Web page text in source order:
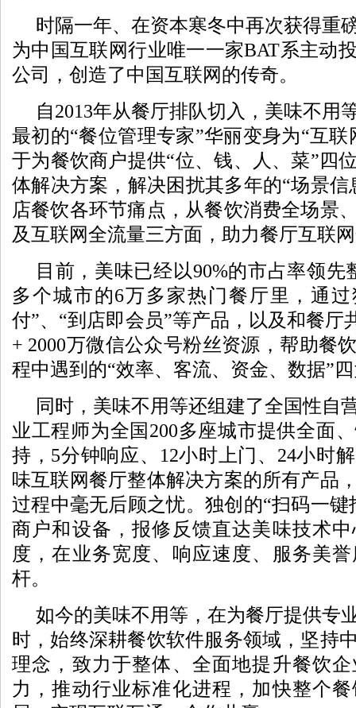
时隔一年、在资本寒冬中再次获得重
为中国互联网行业唯一一家BAT系主动
公司，创造了中国互联网的传奇。
自2013年从餐厅排队切入，美味不用
最初的“餐位管理专家”华丽变身为“互
于为餐饮商户提供“位、钱、人、菜”四
体解决方案，解决困扰其多年的“场景
店餐饮各环节痛点，从餐饮消费全场景
及互联网全流量三方面，助力餐厅互联
目前，美味已经以90%的市占率领先
多个城市的6万多家热门餐厅里，通
付”、“到店即会员”等产品，以及和餐厅
+ 2000万微信公众号粉丝资源，帮助餐
程中遇到的“效率、客流、资金、数据”
同时，美味不用等还组建了全国性自
业工程师为全国200多座城市提供全面
持，5分钟响应、12小时上门、24小时
味互联网餐厅整体解决方案的所有产品
过程中毫无后顾之忧。独创的“扫码一
商户和设备，报修反馈直达美味技术
度，在业务宽度、响应速度、服务美
杆。
如今的美味不用等，在为餐厅提供专
时，始终深耕餐饮软件服务领域，坚持
理念，致力于整体、全面地提升餐饮
力，推动行业标准化进程，加快整个